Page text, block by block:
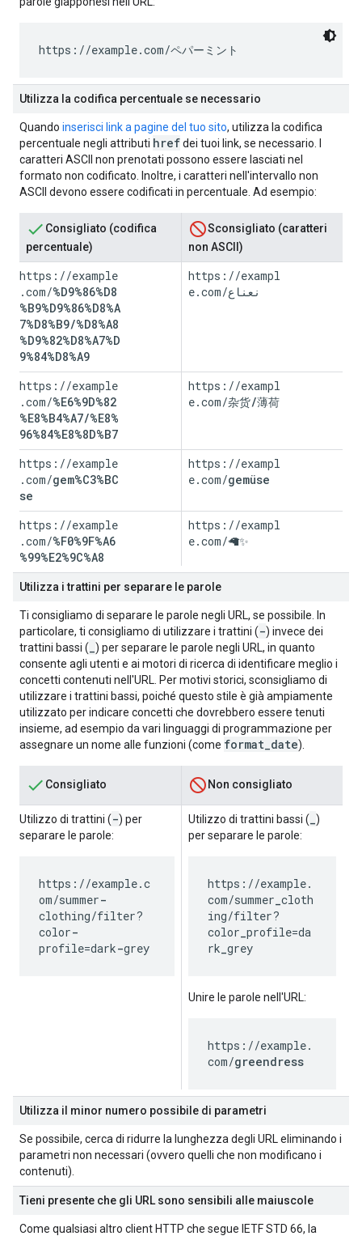
https://example.com/ペパーミント
Utilizza la codifica percentuale se necessario
Quando inserisci link a pagine del tuo sito, utilizza la codifica
percentuale negli attributi hrefdei tuoi link, se necessario. I
caratteri ASCII non prenotati possono essere lasciati nel
formato non codificato. Inoltre, i caratteri nell'intervallo non
ASCII devono essere codificati in percentuale. Ad esempio:
Consigliato (codifica
percentuale)
Sconsigliato (caratteri
non ASCII)
https://example
.com/%D9%86%D8
%B9%D9%86%D8%A
7%D8%B9/%D8%A8
%D9%82%D8%A7%D
9%84%D8%A9
https://exampl
e.com/نعناع
https://example
.com/%E6%9D%82
%E8%B4%A7/%E8%
96%84%E8%8D%B7
https://exampl
e.com/杂货/薄荷
https://example
.com/gem%C3%BC
se
https://exampl
e.com/gemüse
https://example
.com/%F0%9F%A6
%99%E2%9C%A8
https://exampl
e.com/🦙✨
Utilizza i trattini per separare le parole
Ti consigliamo di separare le parole negli URL, se possibile. In
particolare, ti consigliamo di utilizzare i trattini (-) invece dei
trattini bassi ( ) per separare le parole negli URL, in quanto
consente agli utenti e ai motori di ricerca di identificare meglio i
concetti contenuti nell'URL. Per motivi storici, sconsigliamo di
utilizzare i trattini bassi, poiché questo stile è già ampiamente
utilizzato per indicare concetti che dovrebbero essere tenuti
insieme, ad esempio da vari linguaggi di programmazione per
assegnare un nome alle funzioni (come format_date).
Consigliato Non consigliato
Utilizzo di trattini (-) per
separare le parole:
https://example.c
om/summer-
clothing/filter?
color-
profile=dark-grey
Utilizzo di trattini bassi ( )
per separare le parole:
https://example.
com/summer cloth
ing/filter?
color profile=da
rk grey
Unire le parole nell'URL:
https://example.
com/greendress
Utilizza il minor numero possibile di parametri
Se possibile, cerca di ridurre la lunghezza degli URL eliminando i
parametri non necessari (ovvero quelli che non modificano i
contenuti).
Tieni presente che gli URL sono sensibili alle maiuscole
Come qualsiasi altro client HTTP che segue IETF STD 66, la